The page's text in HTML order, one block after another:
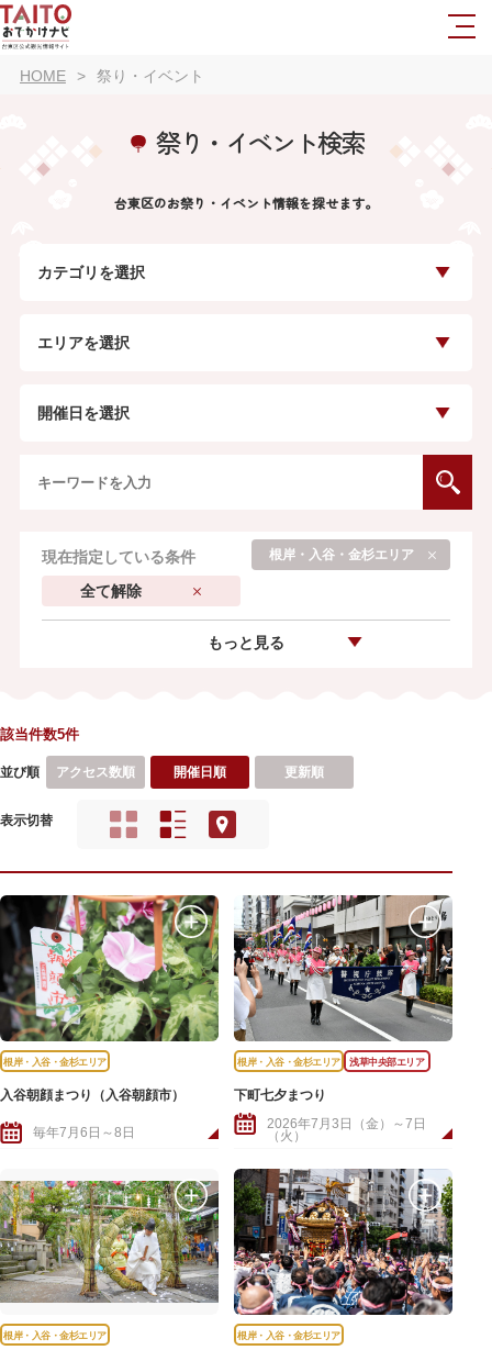
HOME 祭り・イベント
祭り・イベント検索
台東区のお祭り・イベント情報を探せます。
カテゴリを選択
エリアを選択
開催日を選択
現在指定している条件 根岸・入谷・金杉エリア
全て解除
もっと見る
該当件数5件
並び順 アクセス数順 開催日順 更新順
表示切替
根岸・入谷・金杉エリア
入谷朝顔まつり（入谷朝顔市）
毎年7月6日～8日
根岸・入谷・金杉エリア 浅草中央部エリア
下町七夕まつり
2026年7月3日（金）～7日
（火）
根岸・入谷・金杉エリア 根岸・入谷・金杉エリア